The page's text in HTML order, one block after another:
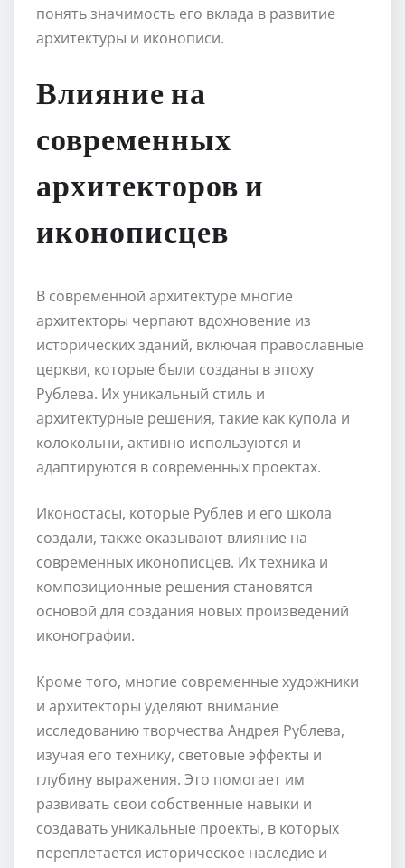
понять значимость его вклада в развитие
архитектуры и иконописи.
Влияние на
современных
архитекторов и
иконописцев
В современной архитектуре многие
архитекторы черпают вдохновение из
исторических зданий, включая православные
церкви, которые были созданы в эпоху
Рублева. Их уникальный стиль и
архитектурные решения, такие как купола и
колокольни, активно используются и
адаптируются в современных проектах.
Иконостасы, которые Рублев и его школа
создали, также оказывают влияние на
современных иконописцев. Их техника и
композиционные решения становятся
основой для создания новых произведений
иконографии.
Кроме того, многие современные художники
и архитекторы уделяют внимание
исследованию творчества Андрея Рублева,
изучая его технику, световые эффекты и
глубину выражения. Это помогает им
развивать свои собственные навыки и
создавать уникальные проекты, в которых
переплетается историческое наследие и